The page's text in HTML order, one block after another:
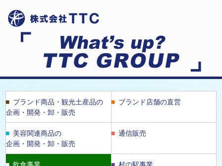
ブランド商品・観光土産品の
企画・開発・卸・販売
ブランド店舗の直営
美容関連商品の
企画・開発・卸・販売
通信販売